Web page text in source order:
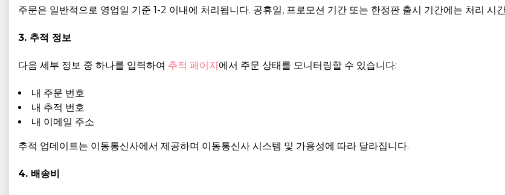
주문은 일반적으로 영업일 기준 1-2 이내에 처리됩니다. 공휴일, 프로모션 기간 또는 한정판 출시 기간에는 처리
3. 추적 정보
다음 세부 정보 중 하나를 입력하여 추적 페이지에서 주문 상태를 모니터링할 수 있습니다:
내 주문 번호
내 추적 번호
내 이메일 주소
추적 업데이트는 이동통신사에서 제공하며 이동통신사 시스템 및 가용성에 따라 달라집니다.
4. 배송비